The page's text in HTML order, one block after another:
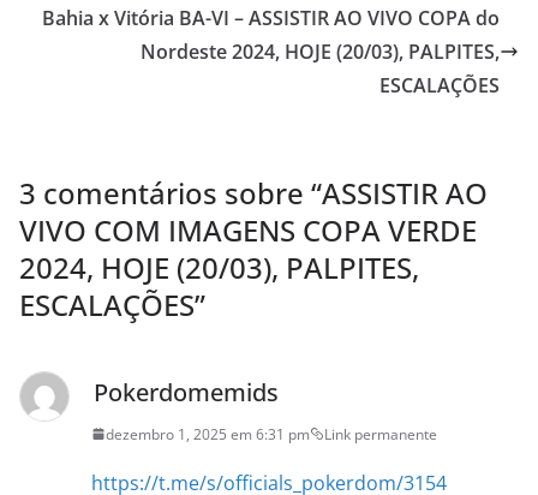
Bahia x Vitória BA-VI – ASSISTIR AO VIVO COPA do
Nordeste 2024, HOJE (20/03), PALPITES,
ESCALAÇÕES
3 comentários sobre “ASSISTIR AO
VIVO COM IMAGENS COPA VERDE
2024, HOJE (20/03), PALPITES,
ESCALAÇÕES”
Pokerdomemids
dezembro 1, 2025 em 6:31 pm Link permanente
https://t.me/s/officials_pokerdom/3154